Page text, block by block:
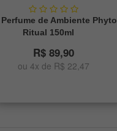
Perfume de Ambiente Phyto
Ritual 150ml
R$ 89,90
ou 4x de R$ 22,47